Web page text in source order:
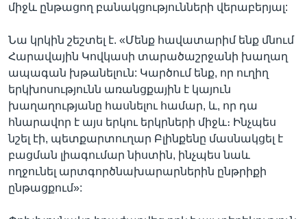
միջև ընթացող բանակցությունների վերաբերյալ:
Նա կրկին շեշտել է. «Մենք հավատարիմ ենք մնում
Հարավային Կովկասի տարածաշրջանի խաղաղ
ապագան խթանելուն: Կարծում ենք, որ ուղիղ
երկխոսությունն առանցքային է կայուն
խաղաղությանը հասնելու համար, և, որ դա
հնարավոր է այս երկու երկրների միջև։ Ինչպես
նշել էի, պետքարտուղար Բլինքենը մասնակցել է
բացման լիագումար նիստին, ինչպես նաև
ողջունել արտգործնախարարներին ընթրիքի
ընթացքում»: